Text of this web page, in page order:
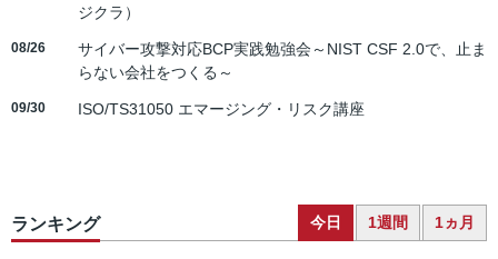
ジクラ）
08/26
サイバー攻撃対応BCP実践勉強会～NIST CSF 2.0で、止ま
らない会社をつくる～
09/30 ISO/TS31050 エマージング・リスク講座
ランキング 今日 1週間 1ヵ月